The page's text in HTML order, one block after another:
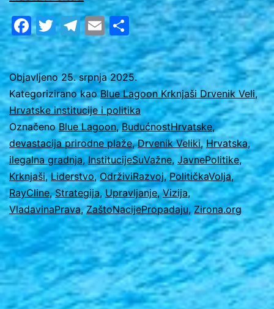
HRVATSKA
NE
USPJEVA?
–
studija
slučaja
Krknjaši
Facebook
Twitter
Telegram
EmailShare
Objavljeno 25. srpnja 2025.
Kategorizirano kaoBlue Lagoon Krknjaši Drvenik Veli,
Hrvatske institucije i politika
OznačenoBlue Lagoon,BudućnostHrvatske,
devastacija prirodne plaže,Drvenik Veliki,Hrvatska,
ilegalna gradnja,InstitucijeSuVažne,JavnePolitike,
Krknjaši, Liderstvo, OdrživiRazvoj,PolitičkaVolja,
RayCline,Strategija, Upravljanje,Vizija,
VladavinaPrava,ZaštoNacijePropadaju,Zirona.org